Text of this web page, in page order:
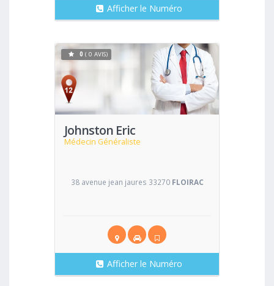
Afficher le Numéro
Johnston Eric
Médecin Généraliste
Voir
0 ( 0 AVIS)
38 avenue jean jaures 33270 FLOIRAC
Afficher le Numéro